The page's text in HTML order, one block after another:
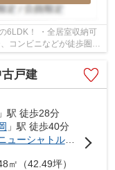
居室収納可
コンビニなどが徒歩圏内
戸建
」駅 徒歩28分
」駅 徒歩40分
埼玉新都市交通ニューシャトル
「 伊奈中央
㎡（42.49坪）